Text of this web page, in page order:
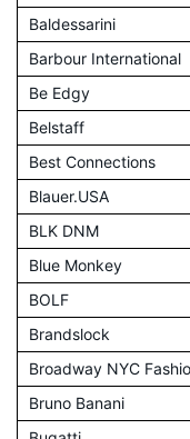
Baldessarini
Barbour International
Be Edgy
Belstaff
Best Connections
Blauer.USA
BLK DNM
Blue Monkey
BOLF
Brandslock
Broadway NYC
Bruno Banani